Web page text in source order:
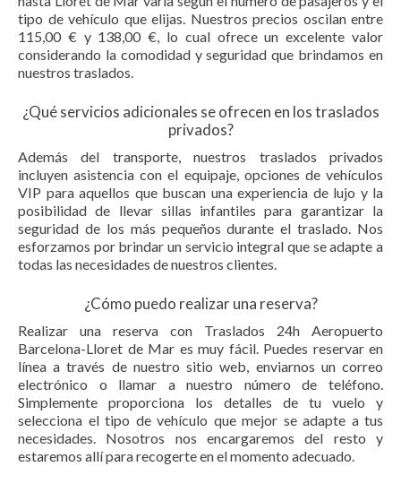
tipo de vehículo que elijas. Nuestros precios oscilan entre
115,00 € y 138,00 €, lo cual ofrece un excelente valor
considerando la comodidad y seguridad que brindamos en
nuestros traslados.
¿Qué servicios adicionales se ofrecen en los traslados
privados?
Además del transporte, nuestros traslados privados
incluyen asistencia con el equipaje, opciones de vehículos
VIP para aquellos que buscan una experiencia de lujo y la
posibilidad de llevar sillas infantiles para garantizar la
seguridad de los más pequeños durante el traslado. Nos
esforzamos por brindar un servicio integral que se adapte a
todas las necesidades de nuestros clientes.
¿Cómo puedo realizar una reserva?
Realizar una reserva con Traslados 24h Aeropuerto
Barcelona-Lloret de Mar es muy fácil. Puedes reservar en
línea a través de nuestro sitio web, enviarnos un correo
electrónico o llamar a nuestro número de teléfono.
Simplemente proporciona los detalles de tu vuelo y
selecciona el tipo de vehículo que mejor se adapte a tus
necesidades. Nosotros nos encargaremos del resto y
estaremos allí para recogerte en el momento adecuado.